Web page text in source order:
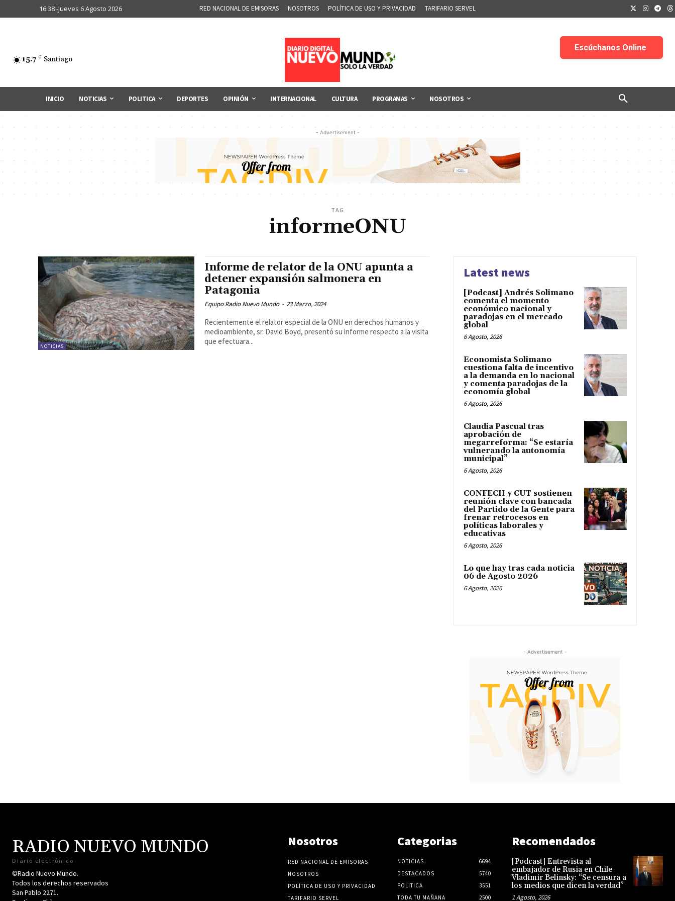
16:38 -Jueves 6 Agosto 2026 RED NACIONAL DE EMISORAS NOSOTROS POLÍTICA DE USO Y PRIVACIDAD TARIFARIO SERVEL
15.7 C Santiago
INICIO NOTICIAS POLITICA DEPORTES OPINIÓN INTERNACIONAL CULTURA PROGRAMAS NOSOTROS
- Advertisement -
TAG
informeONU
NOTICIAS
Informe de relator de la ONU apunta a
detener expansión salmonera en
Patagonia
Equipo Radio Nuevo Mundo - 23 Marzo, 2024
Recientemente el relator especial de la ONU en derechos humanos y
medioambiente, sr. David Boyd, presentó su informe respecto a la visita
que efectuara...
Latest news
[Podcast] Andrés Solimano
comenta el momento
económico nacional y
paradojas en el mercado
global
6 Agosto, 2026
Economista Solimano
cuestiona falta de incentivo
a la demanda en lo nacional
y comenta paradojas de la
economía global
6 Agosto, 2026
Claudia Pascual tras
aprobación de
megarreforma: “Se estaría
vulnerando la autonomía
municipal”
6 Agosto, 2026
CONFECH y CUT sostienen
reunión clave con bancada
del Partido de la Gente para
frenar retrocesos en
políticas laborales y
educativas
6 Agosto, 2026
Lo que hay tras cada noticia
06 de Agosto 2026
6 Agosto, 2026
- Advertisement -
RADIO NUEVO MUNDO
Diario electrónico
©Radio Nuevo Mundo.
Todos los derechos reservados
San Pablo 2271.
Nosotros
RED NACIONAL DE EMISORAS
NOSOTROS
POLÍTICA DE USO Y PRIVACIDAD
TARIFARIO SERVEL
Categorias
NOTICIAS
6694
DESTACADOS
5740
POLITICA
3551
TODA TU MAÑANA
2500
Recomendados
[Podcast] Entrevista al
embajador de Rusia en Chile
Vladimir Belinsky: “Se censura a
los medios que dicen la verdad”
1 Agosto, 2026